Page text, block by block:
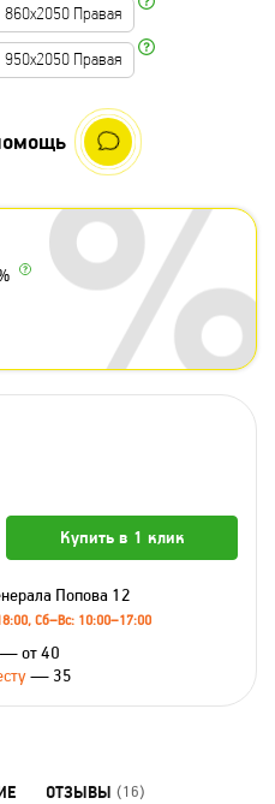
860х2050 Правая
950х2050 Правая
Купить в 1 клик
Попова 12
Сб–Вс: 10:00–17:00
— от 40
— 35
ОТЗЫВЫ (16)